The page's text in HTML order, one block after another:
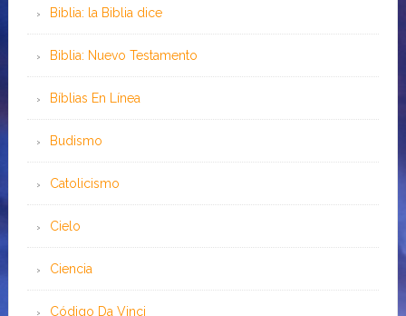
Biblia: la Biblia dice
Biblia: Nuevo Testamento
Bíblias En Línea
Budismo
Catolicismo
Cielo
Ciencia
Código Da Vinci